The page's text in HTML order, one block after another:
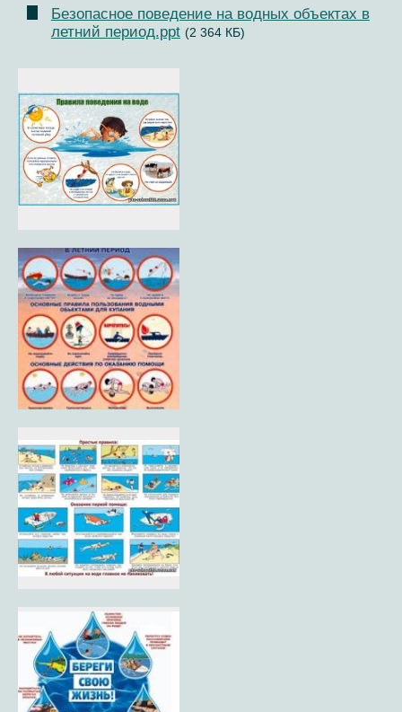
Безопасное поведение на водных объектах в
летний период.ppt (2 364 КБ)